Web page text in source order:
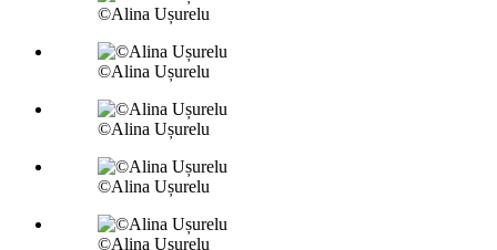
©Alina Ușurelu
©Alina Ușurelu
©Alina Ușurelu
©Alina Ușurelu
©Alina Ușurelu